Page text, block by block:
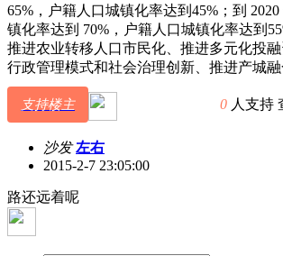
65%，户籍人口城镇化率达到45%；到
镇化率达到 70%，户籍人口城镇化率达到
推进农业转移人口市民化、推进多元化投
行政管理模式和社会治理创新、推进产城融
支持楼主 0 人支持
沙发左右
2015-2-7 23:05:00
路还远着呢